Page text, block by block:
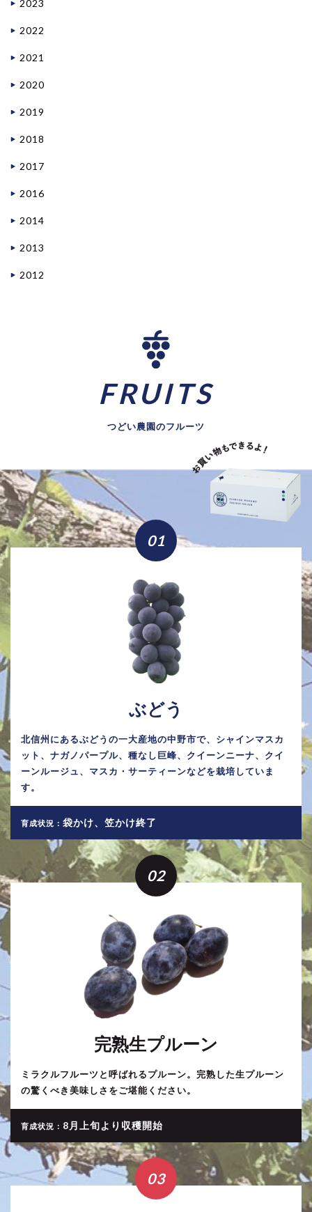
2023
2022
2021
2020
2019
2018
2017
2016
2014
2013
2012
FRUITS
つどい農園のフルーツ
01
ぶどう
北信州にあるぶどうの一大産地の中野市で、シャインマスカ
ット、ナガノパープル、種なし巨峰、クイーンニーナ、クイ
ーンルージュ、マスカ・サーティーンなどを栽培していま
す。
育成状況： 袋かけ、笠かけ終了
02
完熟生プルーン
ミラクルフルーツと呼ばれるプルーン。完熟した生プルーン
の驚くべき美味しさをご堪能ください。
育成状況： 8月上旬より収穫開始
03